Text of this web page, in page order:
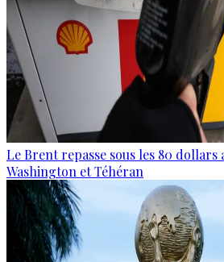
Le Brent repasse sous les 80 dollars
Washington et Téhéran